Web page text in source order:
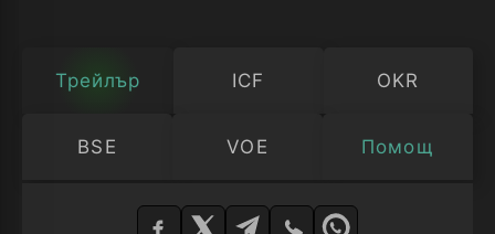
Трейлър ICF OKR
BSE VOE Помощ
Изберете